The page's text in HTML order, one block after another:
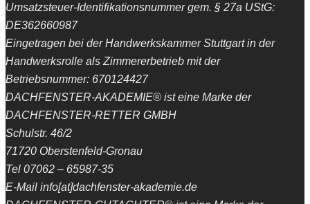
Umsatzsteuer-Identifikationsnummer gem. § 27a UStG:
DE362660987
Eingetragen bei der Handwerkskammer Stuttgart in der
Handwerksrolle als Zimmererbetrieb mit der
Betriebsnummer: 670124427
DACHFENSTER-AKADEMIE® ist eine Marke der
DACHFENSTER-RETTER GMBH
Schulstr. 46/2
71720 Oberstenfeld-Gronau
Tel 07062 – 65987-35
E-Mail info[at]dachfenster-akademie.de